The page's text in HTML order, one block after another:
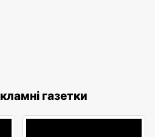
газетки